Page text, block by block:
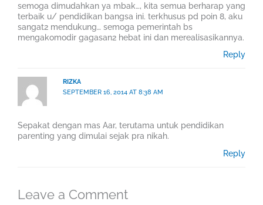
semoga dimudahkan ya mbak…, kita semua berharap yang
terbaik u/ pendidikan bangsa ini. terkhusus pd poin 8, aku
sangat2 mendukung… semoga pemerintah bs
mengakomodir gagasan2 hebat ini dan merealisasikannya.
Reply
RIZKA
SEPTEMBER 16, 2014 AT 8:38 AM
Sepakat dengan mas Aar, terutama untuk pendidikan
parenting yang dimulai sejak pra nikah.
Reply
Leave a Comment